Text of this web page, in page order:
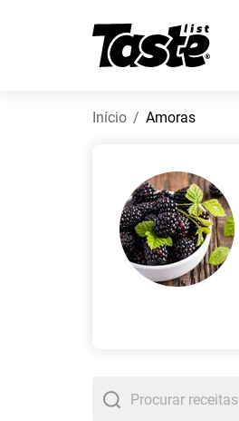
Início Amoras